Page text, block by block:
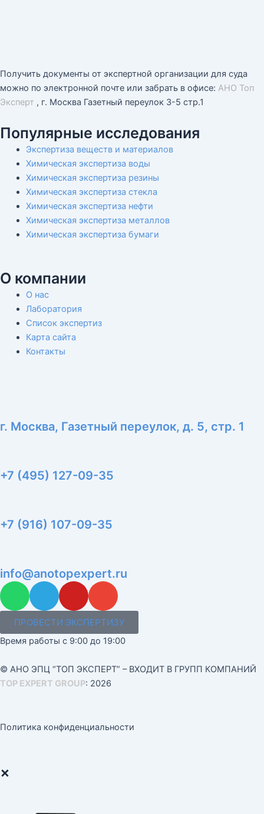
Получить документы от экспертной организации для суда
можно по электронной почте или забрать в офисе: АНО Топ
Эксперт , г. Москва Газетный переулок 3-5 стр.1
Популярные исследования
Экспертиза веществ и материалов
Химическая экспертиза воды
Химическая экспертиза резины
Химическая экспертиза стекла
Химическая экспертиза нефти
Химическая экспертиза металлов
Химическая экспертиза бумаги
О компании
О нас
Лаборатория
Список экспертиз
Карта сайта
Контакты
г. Москва, Газетный переулок, д. 5, стр. 1
+7 (495) 127-09-35
+7 (916) 107-09-35
info@anotopexpert.ru
W
a
t
s
a
p
p
T
l
e
g
r
a
m
Y
u
t
u
b
e
E
v
e
l
o
p
e
ПРОВЕСТИ ЭКСПЕРТИЗУ
Время работы с 9:00 до 19:00
© АНО ЭПЦ “ТОП ЭКСПЕРТ” – ВХОДИТ В ГРУПП КОМПАНИЙ
TOP EXPERT GROUP: 2026
Политика конфиденциальности
×